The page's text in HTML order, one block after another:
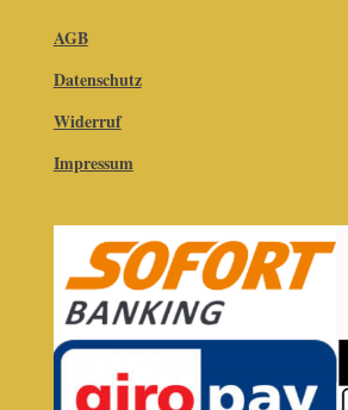
AGB
Datenschutz
Widerruf
Impressum